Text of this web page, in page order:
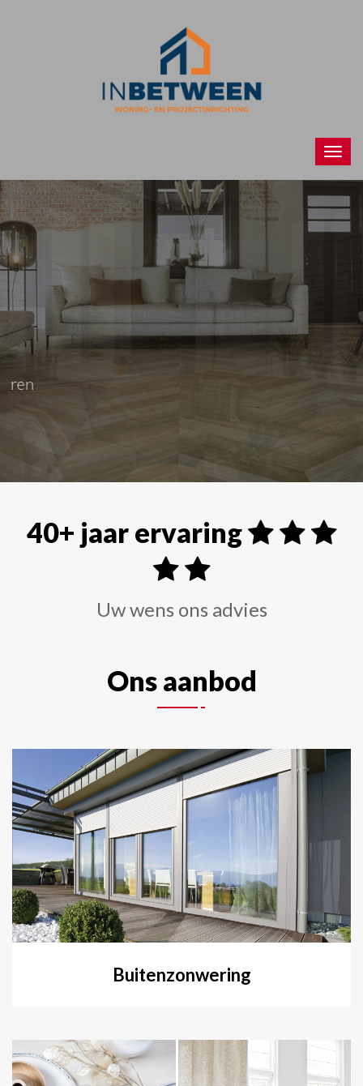
Raamdecoraties
Alle soorten raamdecoraties zoals shutters,
40+ jaar ervaring
Uw wens ons advies
Ons aanbod
Buitenzonwering